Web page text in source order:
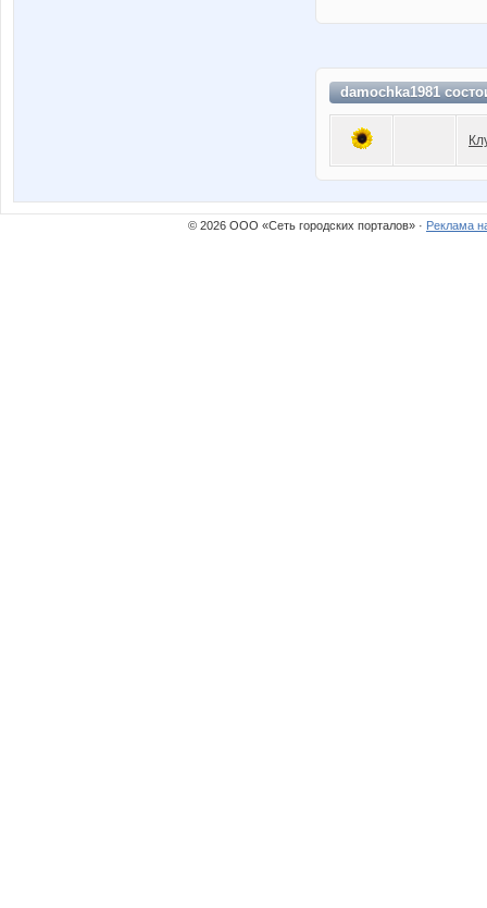
damochka1981
© 2026 ООО «Сеть городских порталов» · Реклама